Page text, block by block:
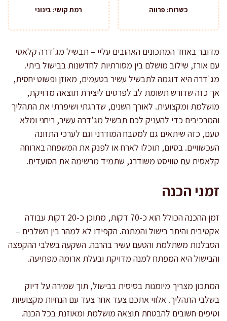
כשרות: פרווה רמת קושי: בינוני
מדובר באחד המתכונים האהובים עליי – תבשיל מג'דרה קלאסי
עם אורז, שילוב מושלם בין מסורתיות לחדשנות בבישול ביתי.
מג'דרה היא דוגמה לתבשיל עשיר בטעמים, מאוזן ופשוט יחסית,
אך כזה שדורש תשומת לב לפרטים ליצירת תוצאה מדויקת,
מושלמת ומקצועית. לאורך השנים, שדרגתי ושיפרתי את התהליך
והמרכיבים כדי להעניק לכם תבשיל מג'דרה עשיר, ריחני ומלא
טעם, כזה שיתאים גם למטבח המודרני וגם לערכי התזונה
העכשוויים. בסיום, תוכלו לארח או לפנק את המשפחה בארוחה
קלאסית עם טוויסט משודרג, שתמיד מרשימה את הסועדים.
זמני הכנה
זמן ההכנה הכולל הוא כ-70 דקות, מתוכן כ-20 דקות עבודה
אקטיבית והיתר בישול והמתנה. הקפידו לא למהר בין השלבים –
הסבלנות משתלמת והטעם עשיר בהרבה. השקעה בשלבי ההקפצה
והבישול היא המפתח למנה מדויקת ובעלת ארומה מפתיעה.
המתכון מצריך מיומנות בסיסית בבישול, תוך שמירה על דיוק
בשלבי התהליך. אלווי אתכם צעד אחר צעד עם הנחיות מקצועיות
וטיפים חשובים להבטחת תוצאה מושלמת ומאוזנת בכל הכנה.